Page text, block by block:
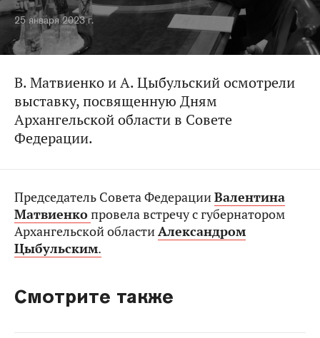
25 января 2023 г.
В. Матвиенко и А. Цыбульский осмотрели
выставку, посвященную Дням
Архангельской области в Совете
Федерации.
Председатель Совета ФедерацииВалентина
Матвиенкопровела встречу с губернатором
Архангельской областиАлександром
Цыбульским.
Смотрите также